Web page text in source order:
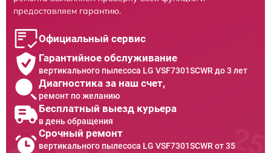
предоставляем гарантию.
Официальный сервис
Гарантийное обслуживание
вертикального пылесоса LG VSF7301SCWR до 3 лет
Диагностика за наш счет,
ремонт по желанию
Бесплатный выезд курьера
в день обращения
Срочный ремонт
вертикального пылесоса LG VSF7301SCWR от 35